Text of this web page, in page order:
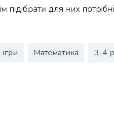
підібрати для них
Математика 3-4